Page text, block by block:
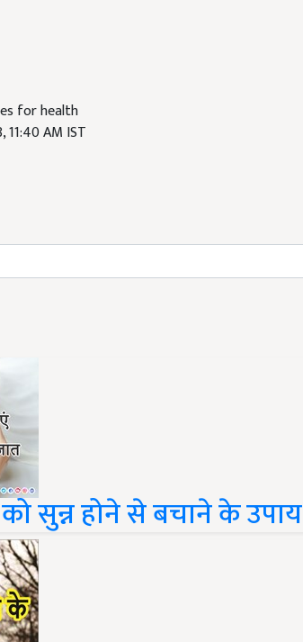
for health
11:40 AM IST
को सुन्न होने से बचाने के उपाय